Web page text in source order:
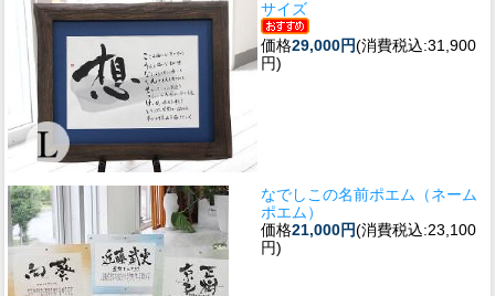
サイズ
価格29,000円(消費税込:31,900
円)
なでしこの名前ポエム（ネーム
ポエム）
価格21,000円(消費税込:23,100
円)